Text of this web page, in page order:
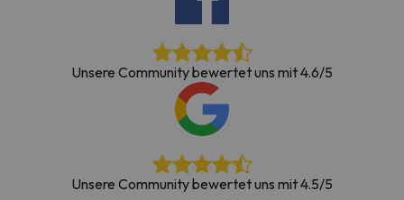
Unsere Community bewertet uns mit 4.6/5
Unsere Community bewertet uns mit 4.5/5